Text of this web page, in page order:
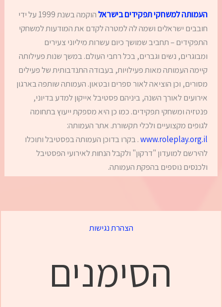
העמותה למשחקי תפקידים בישראל
הוקמה בשנת 1999 על ידי
חובבים ישראלים ושמה לה למטרה לקדם את המודעות למשחקי
התפקידים – תחביב שמושך כיום עשרות מיליוני צעירים
ומבוגרים, נשים וגברים, בכל רחבי העולם. במשך שנות פעילותה
קיימה העמותה מאות פעילויות, בעבודה התנדבותית של פעילים
מסורים, וכן הוציאה לאור ספרים ובטאון. העמותה שותפה בארגון
אירועים לאורך השנה, ביניהם פסטיבל אייקון למדע בדיוני,
פנטזיה ומשחקי תפקידים. כמו כן היא מספקת ייעוץ בתחומה
לגופים מקצועיים ולכלי תקשורת. אתר העמותה:
www.roleplay.org.il. בקרו בדוכן העמותה בפסטיבל ותוכלו
להירשם למועדון "דרקון" ולקבל הנחות לאירועי הפסטיבל
ולכנסים נוספים בהפקת העמותה.
הצהרת נגישות
הסימנים